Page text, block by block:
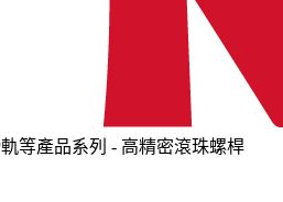
等產品系列 - 高精密滾珠螺桿